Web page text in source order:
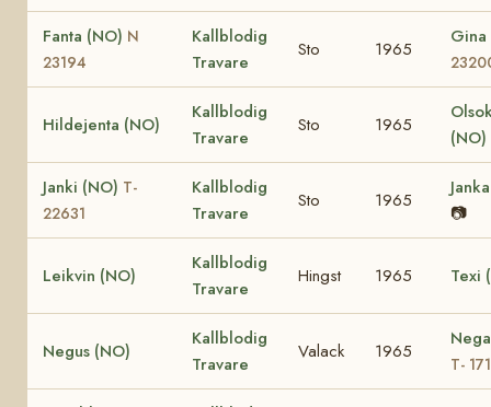
Fanta (NO) N
23194
Kallblodig
Travare
Sto 1965
Hildejenta (NO)
Kallblodig
Travare
Sto 1965
(NO)
Janki (NO) T-
22631
Kallblodig
Travare
Sto 1965
📷
Leikvin (NO)
Kallblodig
Travare
Hingst 1965 Texi
Negus (NO)
Kallblodig
Travare
Valack 1965
T-